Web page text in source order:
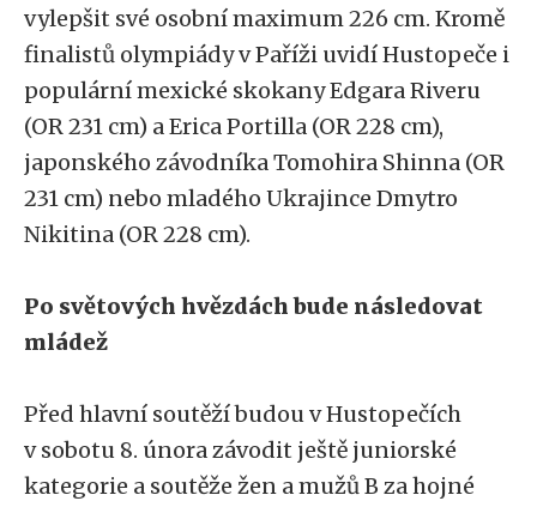
vylepšit své osobní maximum 226 cm. Kromě
finalistů olympiády v Paříži uvidí Hustopeče i
populární mexické skokany Edgara Riveru
(OR 231 cm) a Erica Portilla (OR 228 cm),
japonského závodníka Tomohira Shinna (OR
231 cm) nebo mladého Ukrajince Dmytro
Nikitina (OR 228 cm).
Po světových hvězdách bude následovat
mládež
Před hlavní soutěží budou v Hustopečích
v sobotu 8. února závodit ještě juniorské
kategorie a soutěže žen a mužů B za hojné